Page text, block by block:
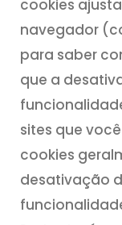
cookies
navegador
para saber
que a
sites que
cookies
desativação